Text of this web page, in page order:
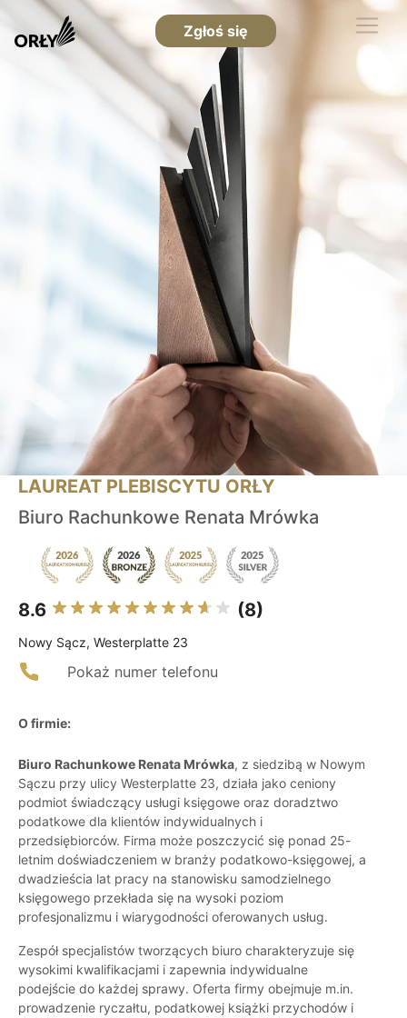
Zgłoś się
LAUREAT PLEBISCYTU ORŁY
Biuro Rachunkowe Renata Mrówka
8.6 (8)
Nowy Sącz, Westerplatte 23
Pokaż numer telefonu
O firmie:
Biuro Rachunkowe Renata Mrówka, z siedzibą w Nowym
Sączu przy ulicy Westerplatte 23, działa jako ceniony
podmiot świadczący usługi księgowe oraz doradztwo
podatkowe dla klientów indywidualnych i
przedsiębiorców. Firma może poszczycić się ponad 25-
letnim doświadczeniem w branży podatkowo-księgowej, a
dwadzieścia lat pracy na stanowisku samodzielnego
księgowego przekłada się na wysoki poziom
profesjonalizmu i wiarygodności oferowanych usług.
Zespół specjalistów tworzących biuro charakteryzuje się
wysokimi kwalifikacjami i zapewnia indywidualne
podejście do każdej sprawy. Oferta firmy obejmuje m.in.
prowadzenie ryczałtu, podatkowej książki przychodów i